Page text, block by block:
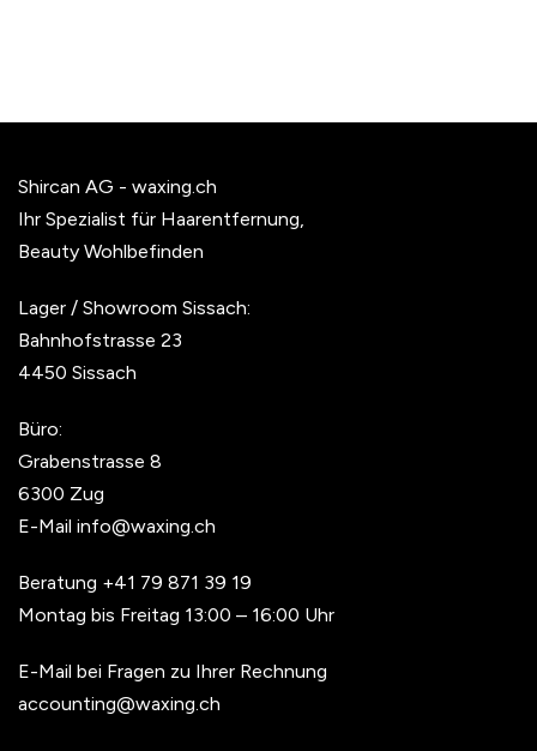
Shircan AG - waxing.ch
Ihr Spezialist für Haarentfernung,
Beauty Wohlbefinden
Lager / Showroom Sissach:
Bahnhofstrasse 23
4450 Sissach
Büro:
Grabenstrasse 8
6300 Zug
E-Mail info@waxing.ch
Beratung +41 79 871 39 19
Montag bis Freitag 13:00 – 16:00 Uhr
E-Mail bei Fragen zu Ihrer Rechnung
accounting@waxing.ch